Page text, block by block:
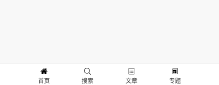
首页 搜索 文章 专题